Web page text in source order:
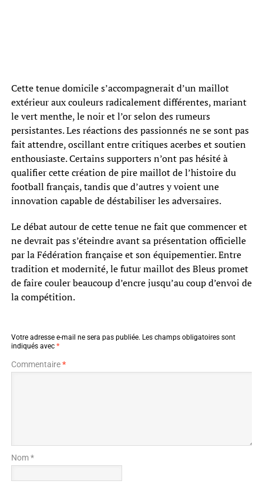
Cette tenue domicile s’accompagnerait d’un maillot
extérieur aux couleurs radicalement différentes, mariant
le vert menthe, le noir et l’or selon des rumeurs
persistantes. Les réactions des passionnés ne se sont pas
fait attendre, oscillant entre critiques acerbes et soutien
enthousiaste. Certains supporters n’ont pas hésité à
qualifier cette création de pire maillot de l’histoire du
football français, tandis que d’autres y voient une
innovation capable de déstabiliser les adversaires.
Le débat autour de cette tenue ne fait que commencer et
ne devrait pas s’éteindre avant sa présentation officielle
par la Fédération française et son équipementier. Entre
tradition et modernité, le futur maillot des Bleus promet
de faire couler beaucoup d’encre jusqu’au coup d’envoi de
la compétition.
Votre adresse e-mail ne sera pas publiée. Les champs obligatoires sont
indiqués avec *
Commentaire*
Nom *